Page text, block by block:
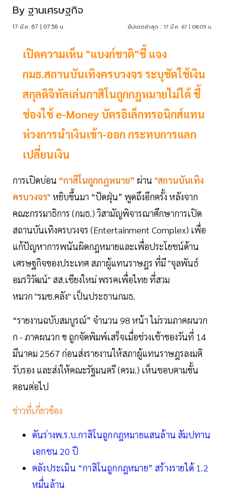
By ฐานเศรษฐกิจ
17 มี.ค. 67 | 07:56 น. อัปเดตล่าสุด : 17 มี.ค. 67 | 08:09 น.
เปิดความเห็น "แบงก์ชาติ"ชี้ แจง
กมธ.สถานบันเทิงครบวงจร ระบุชัดใช้เงิน
สกุลดิจิทัลเล่นกาสิโนถูกกฎหมายไม่ได้ ชี้
ช่องใช้ e-Money บัตรอิเล็กทรอนิกส์แทน
ห่วงการนำเงินเข้า-ออก กระทบการแลก
เปลี่ยนเงิน
การเปิดบ่อน “กาสิโนถูกกฎหมาย” ผ่าน "สถานบันเทิง
ครบวงจร" หยิบขึ้นมา “ปัดฝุ่น” พูดถึงอีกครั้ง หลังจาก
คณะกรรมาธิการ (กมธ.) วิสามัญพิจารณาศึกษาการเปิด
สถานบันเทิงครบวงจร (Entertainment Complex) เพื่อ
แก้ปัญหาการพนันผิดกฎหมายและเพื่อประโยชน์ด้าน
เศรษฐกิจของประเทศ สภาผู้แทนราษฎร ที่มี "จุลพันธ์
อมรวิวัฒน์" สส.เชียงใหม่ พรรคเพื่อไทย ที่สวม
หมวก "รมช.คลัง" เป็นประธานกมธ.
“รายงานฉบับสมบูรณ์” จำนวน 98 หน้า ไม่รวมภาคผนวก
ก - ภาคผนวก ข ถูกจัดพิมพ์เสร็จเมื่อช่วงเช้าของวันที่ 14
มีนาคม 2567 ก่อนส่งรายงานให้สภาผู้แทนราษฎรลงมติ
รับรอง และส่งให้คณะรัฐมนตรี (ครม.) เห็นชอบตามขั้น
ตอนต่อไป
ข่าวที่เกี่ยวข้อง
ดันร่างพ.ร.บ.กาสิโนถูกกฎหมายแสนล้าน สัมปทาน
เอกชน 20 ปี
คลังประเมิน “กาสิโนถูกกฎหมาย” สร้างรายได้ 1.2
หมื่นล้าน